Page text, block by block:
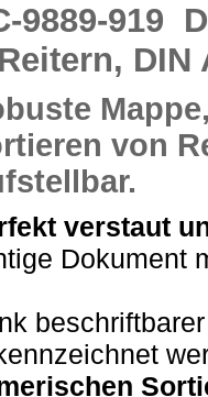
9889-919
DIN
von
verstaut
Dokument